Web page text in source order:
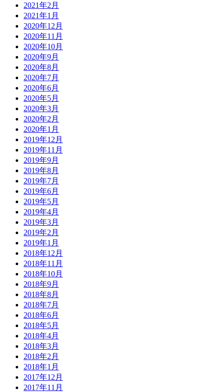
2021年2月
2021年1月
2020年12月
2020年11月
2020年10月
2020年9月
2020年8月
2020年7月
2020年6月
2020年5月
2020年3月
2020年2月
2020年1月
2019年12月
2019年11月
2019年9月
2019年8月
2019年7月
2019年6月
2019年5月
2019年4月
2019年3月
2019年2月
2019年1月
2018年12月
2018年11月
2018年10月
2018年9月
2018年8月
2018年7月
2018年6月
2018年5月
2018年4月
2018年3月
2018年2月
2018年1月
2017年12月
2017年11月